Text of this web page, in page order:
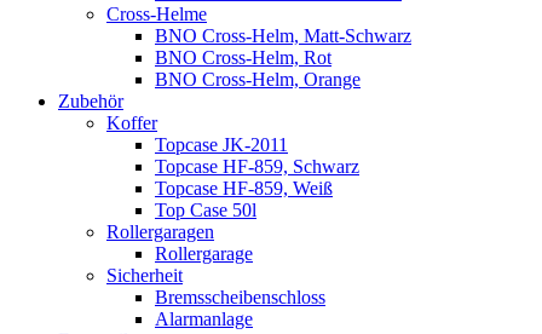
Cross-Helme
BNO Cross-Helm, Matt-Schwarz
BNO Cross-Helm, Rot
BNO Cross-Helm, Orange
Zubehör
Koffer
Topcase JK-2011
Topcase HF-859, Schwarz
Topcase HF-859, Weiß
Top Case 50l
Rollergaragen
Rollergarage
Sicherheit
Bremsscheibenschloss
Alarmanlage